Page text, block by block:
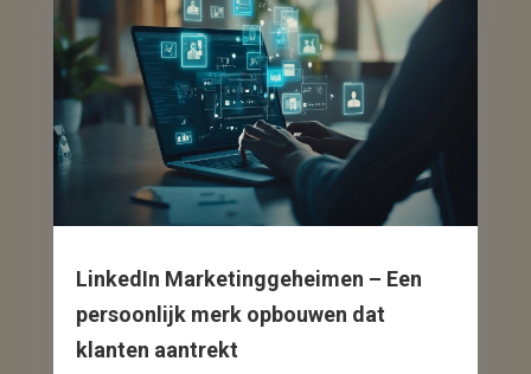
LinkedIn Marketinggeheimen – Een
persoonlijk merk opbouwen dat
klanten aantrekt